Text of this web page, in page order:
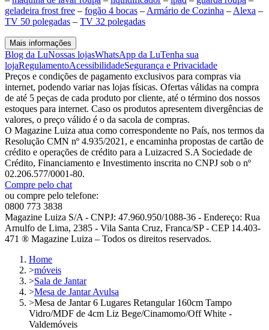
geladeira frost free – fogão 4 bocas – Armário de Cozinha – Alexa –
TV 50 polegadas – TV 32 polegadas
Mais informações
Blog da LuNossas lojasWhatsApp da LuTenha sua
lojaRegulamentoAcessibilidadeSegurança e Privacidade
Preços e condições de pagamento exclusivos para compras via
internet, podendo variar nas lojas físicas. Ofertas válidas na compra
de até 5 peças de cada produto por cliente, até o término dos nossos
estoques para internet. Caso os produtos apresentem divergências de
valores, o preço válido é o da sacola de compras.
O Magazine Luiza atua como correspondente no País, nos termos da
Resolução CMN nº 4.935/2021, e encaminha propostas de cartão de
crédito e operações de crédito para a Luizacred S.A Sociedade de
Crédito, Financiamento e Investimento inscrita no CNPJ sob o nº
02.206.577/0001-80.
Compre pelo chat
ou compre pelo telefone:
0800 773 3838
Magazine Luiza S/A - CNPJ: 47.960.950/1088-36 - Endereço: Rua
Arnulfo de Lima, 2385 - Vila Santa Cruz, Franca/SP - CEP 14.403-
471 ® Magazine Luiza – Todos os direitos reservados.
Home
>móveis
>Sala de Jantar
>Mesa de Jantar Avulsa
>Mesa de Jantar 6 Lugares Retangular 160cm Tampo
Vidro/MDF de 4cm Liz Bege/Cinamomo/Off White -
Valdemóveis